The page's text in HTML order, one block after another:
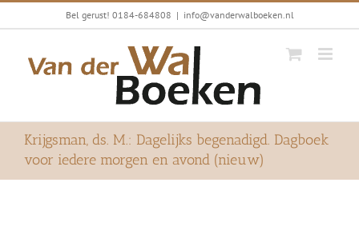
Ga
Bel gerust! 0184-684808 | info@vanderwalboeken.nl
Krijgsman, ds. M.: Dagelijks begenadigd. Dagboek
voor iedere morgen en avond (nieuw)